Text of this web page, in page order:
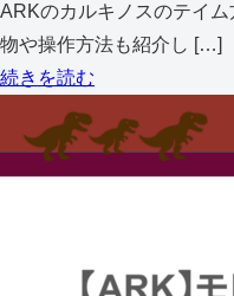
ARKのカルキノスのテイ
物や操作方法も紹介し […]
続きを読む